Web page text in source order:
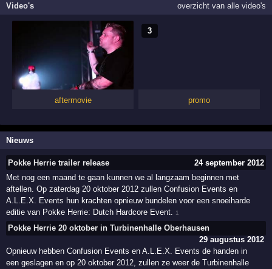
Video's overzicht van alle video's
aftermovie promo
3
Nieuws
Pokke Herrie trailer release
24 september 2012
Met nog een maand te gaan kunnen we al langzaam beginnen met
aftellen. Op zaterdag 20 oktober 2012 zullen Confusion Events en
A.L.E.X. Events hun krachten opnieuw bundelen voor een snoeiharde
editie van Pokke Herrie: Dutch Hardcore Event.
1
Pokke Herrie 20 oktober in Turbinenhalle Oberhausen
29 augustus 2012
Opnieuw hebben Confusion Events en A.L.E.X. Events de handen in
een geslagen en op 20 oktober 2012, zullen ze weer de Turbinenhalle